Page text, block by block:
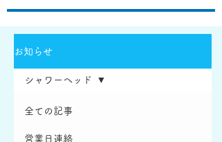
お知らせ
全ての記事
営業日連絡
シャワーヘッド